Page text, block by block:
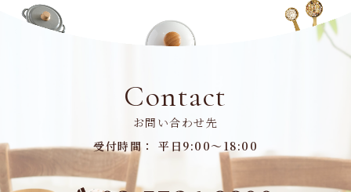
Contact
お問い合わせ先
受付時間： 平日9:00～18:00